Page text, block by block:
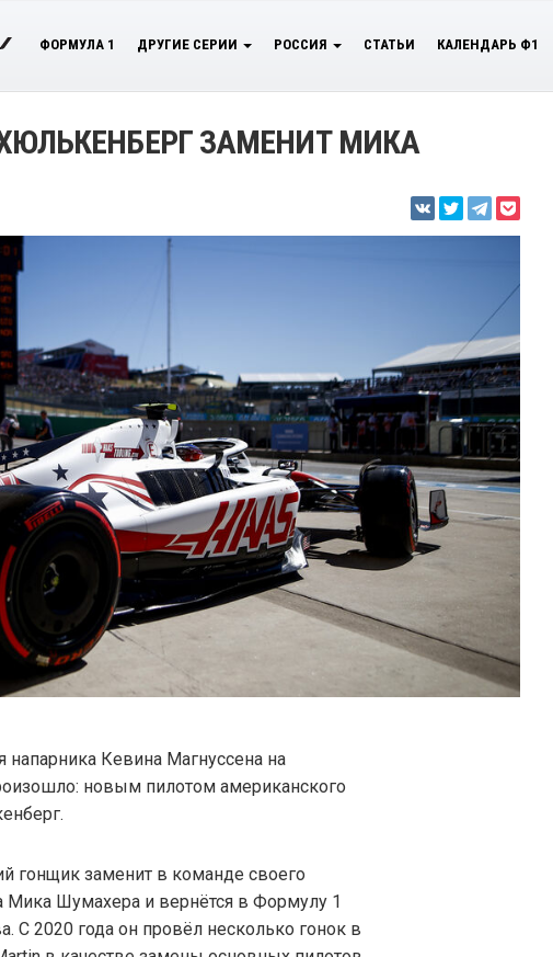
ФОРМУЛА 1 ДРУГИЕ СЕРИИ РОССИЯ СТАТЬИ КАЛЕНДАРЬ Ф1
ЗАМЕНИТ МИКА
Кевина Магнуссена на
новым пилотом американского
гонщик заменит в команде своего
Мика Шумахера и вернётся в Формулу 1
С 2020 года он провёл несколько гонок в